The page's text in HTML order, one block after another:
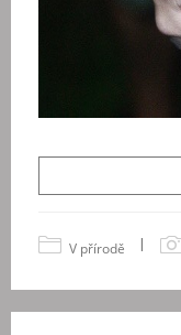
V přírodě |